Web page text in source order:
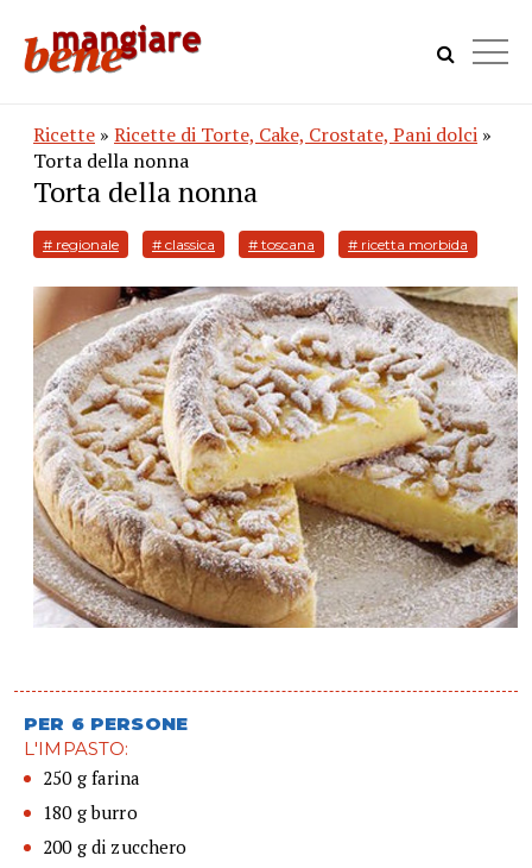
Ricette » Ricette di Torte, Cake, Crostate, Pani dolci »
Torta della nonna
Torta della nonna
# regionale # classica # toscana # ricetta morbida
PER 6 PERSONE
L'IMPASTO:
250 g farina
180 g burro
200 g di zucchero